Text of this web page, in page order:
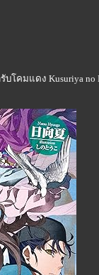
โคมแดง Kusuriya no